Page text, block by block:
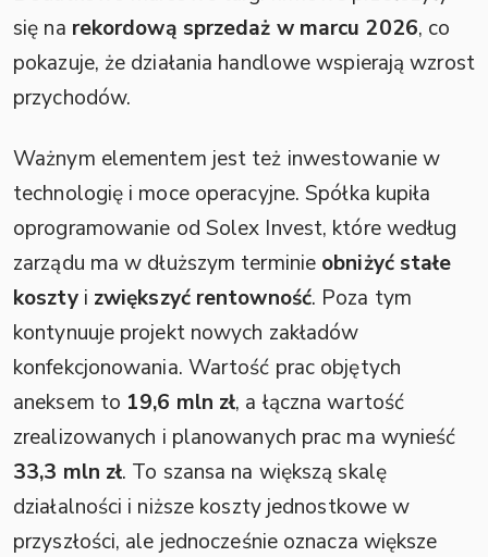
się na rekordową sprzedaż w marcu 2026, co
pokazuje, że działania handlowe wspierają wzrost
przychodów.
Ważnym elementem jest też inwestowanie w
technologię i moce operacyjne. Spółka kupiła
oprogramowanie od Solex Invest, które według
zarządu ma w dłuższym terminie obniżyć stałe
kosztyi zwiększyć rentowność. Poza tym
kontynuuje projekt nowych zakładów
konfekcjonowania. Wartość prac objętych
aneksem to 19,6 mln zł, a łączna wartość
zrealizowanych i planowanych prac ma wynieść
33,3 mln zł. To szansa na większą skalę
działalności i niższe koszty jednostkowe w
przyszłości, ale jednocześnie oznacza większe